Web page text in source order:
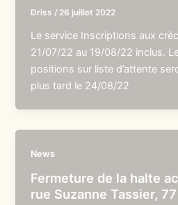
Driss / 26 juillet 2022
Le service Inscriptions aux
21/07/22 au 19/08/22 inclus.
positions sur liste d’attente
plus tard le 24/08/22
News
Fermeture de la halte
rue Suzanne Tassier,